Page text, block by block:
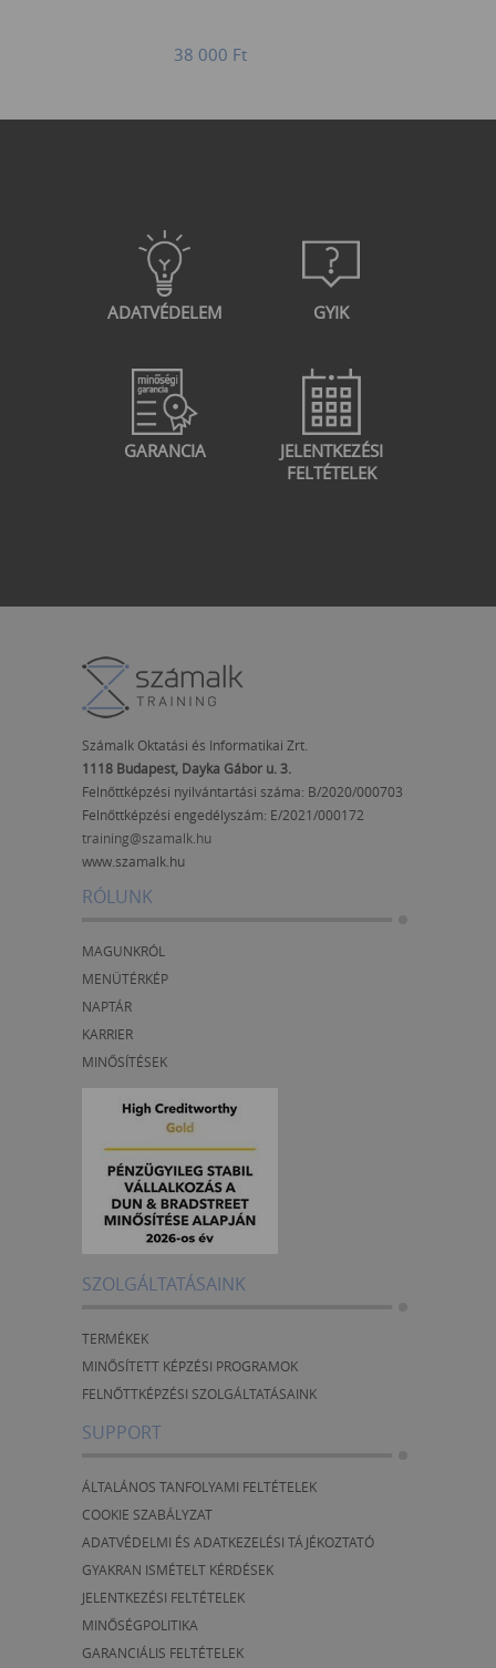
38 000 Ft
ADATVÉDELEM GYIK
GARANCIA
JELENTKEZÉSI
FELTÉTELEK
Számalk Oktatási és Informatikai Zrt.
1118 Budapest, Dayka Gábor u. 3.
Felnőttképzési nyilvántartási száma: B/2020/000703
Felnőttképzési engedélyszám: E/2021/000172
training@szamalk.hu
www.szamalk.hu
RÓLUNK
MAGUNKRÓL
MENÜTÉRKÉP
NAPTÁR
KARRIER
MINŐSÍTÉSEK
SZOLGÁLTATÁSAINK
TERMÉKEK
MINŐSÍTETT KÉPZÉSI PROGRAMOK
FELNŐTTKÉPZÉSI SZOLGÁLTATÁSAINK
SUPPORT
ÁLTALÁNOS TANFOLYAMI FELTÉTELEK
COOKIE SZABÁLYZAT
ADATVÉDELMI ÉS ADATKEZELÉSI TÁJÉKOZTATÓ
GYAKRAN ISMÉTELT KÉRDÉSEK
JELENTKEZÉSI FELTÉTELEK
MINŐSÉGPOLITIKA
GARANCIÁLIS FELTÉTELEK